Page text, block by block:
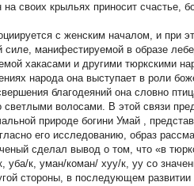
на своих крыльях приносит счастье,
с женским началом, и при
манифестируемой в образе
хакасами и другими тюркскими
народа она выступает в роли
благодеяний она словно
волосами. В этой связи
природе богини Умай ,
его исследованию, образ
сделал вывод о том, что «в
к, уман/коман/ хуу/к, уу со
стороны, в последующем развитии